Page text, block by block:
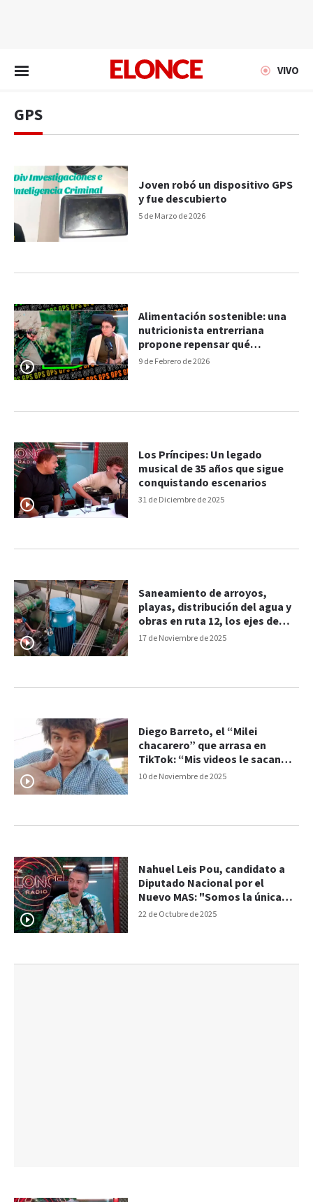
VIVO
GPS
5 de Marzo de 2026
Joven robó un dispositivo GPS
y fue descubierto
9 de Febrero de 2026
Alimentación sostenible: una
nutricionista entrerriana
propone repensar qué
comemos y cómo impacta en
31 de Diciembre de 2025
Los Príncipes: Un legado
musical de 35 años que sigue
conquistando escenarios
17 de Noviembre de 2025
Saneamiento de arroyos,
playas, distribución del agua y
obras en ruta 12, los ejes de
trabajo en Paraná
10 de Noviembre de 2025
Diego Barreto, el “Milei
chacarero” que arrasa en
TikTok: “Mis videos le sacan
una sonrisa a la gente”
22 de Octubre de 2025
Nahuel Leis Pou, candidato a
Diputado Nacional por el
Nuevo MAS: "Somos la única
lista compuesta por